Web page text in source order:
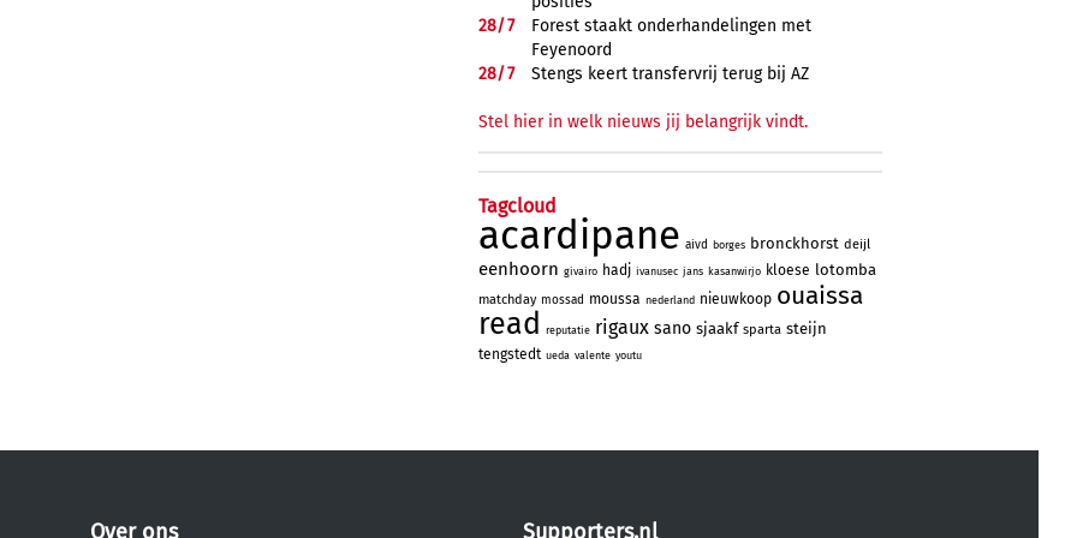
28/7
Forest staakt onderhandelingen met
Feyenoord
28/7 Stengs keert transfervrij terug bij AZ
Stel hier in welk nieuws jij belangrijk vindt.
Tagcloud
acardipane aivd borges bronckhorst deijl
eenhoorn givairo hadj ivanusec jans kasanwirjo kloese lotomba
matchday mossad moussa nederland nieuwkoop ouaissa
read reputatie rigaux sano sjaakf sparta steijn
tengstedt ueda valente youtu
Over ons Supporters.nl